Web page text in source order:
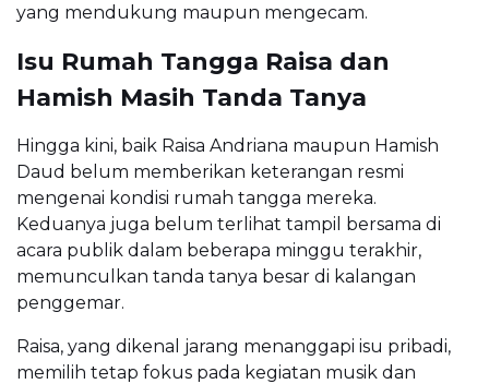
yang mendukung maupun mengecam.
Isu Rumah Tangga Raisa dan
Hamish Masih Tanda Tanya
Hingga kini, baik Raisa Andriana maupun Hamish
Daud belum memberikan keterangan resmi
mengenai kondisi rumah tangga mereka.
Keduanya juga belum terlihat tampil bersama di
acara publik dalam beberapa minggu terakhir,
memunculkan tanda tanya besar di kalangan
penggemar.
Raisa, yang dikenal jarang menanggapi isu pribadi,
memilih tetap fokus pada kegiatan musik dan